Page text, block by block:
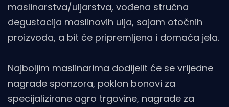
maslinarstva/uljarstva, vođena stručna
degustacija maslinovih ulja, sajam otočnih
proizvoda, a bit će pripremljena i domaća jela.
Najboljim maslinarima dodijelit će se vrijedne
nagrade sponzora, poklon bonovi za
specijalizirane agro trgovine, nagrade za